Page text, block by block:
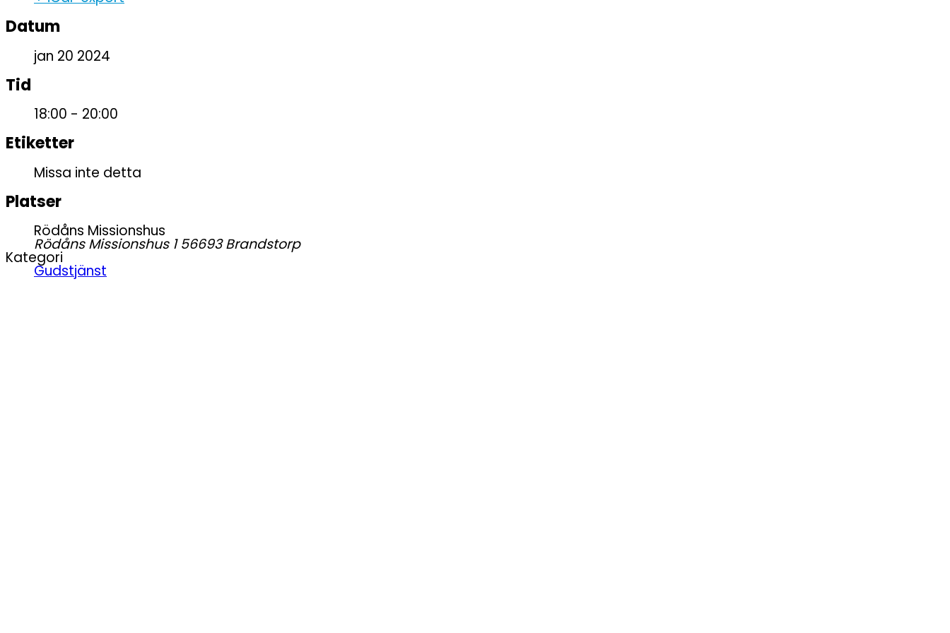
Datum
jan 20 2024
Tid
18:00 - 20:00
Etiketter
Missa inte detta
Platser
Rödåns Missionshus
Rödåns Missionshus 1 56693 Brandstorp
Kategori
Gudstjänst